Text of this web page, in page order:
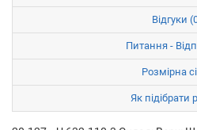
Відгуки
Питання -
Розмірна
Як підібрати